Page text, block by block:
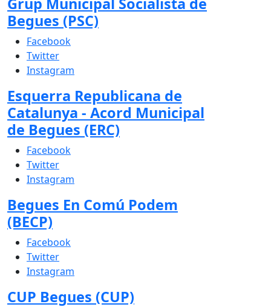
Begues (PSC)
Facebook
Twitter
Instagram
Esquerra Republicana de
Catalunya - Acord Municipal
de Begues (ERC)
Facebook
Twitter
Instagram
Begues En Comú Podem
(BECP)
Facebook
Twitter
Instagram
CUP Begues (CUP)